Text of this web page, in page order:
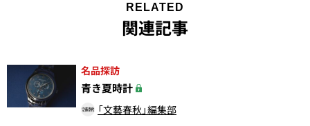
RELATED
関連記事
名品探訪
青き夏時計
「文藝春秋」編集部